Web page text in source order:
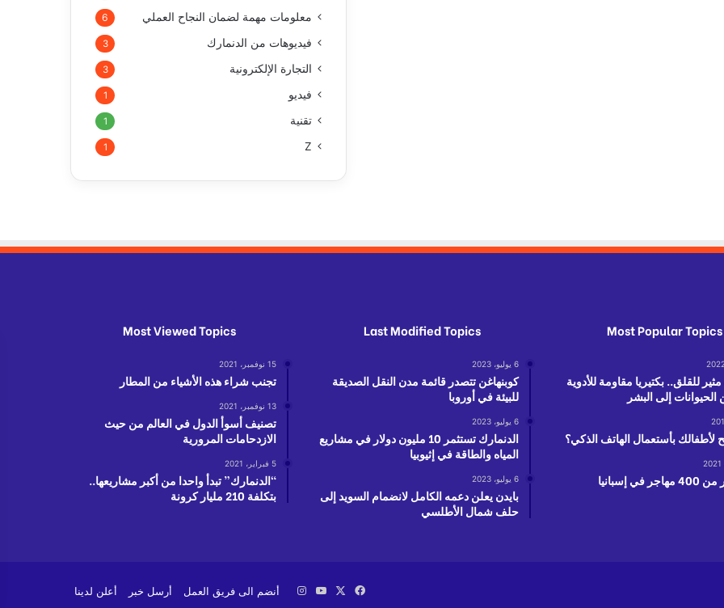
معلومات مهمة لضمان النجاح العملي 6
فيديوهات من الدنمارك 3
التجارة الإلكترونية 3
فيديو 1
تقنية 1
Z
1
Most Popular Topics
للقلق.. بكتيريا مقاومة للأدوية
إلى البشر
بأستعمال الهاتف الذكي؟
في إسبانيا
Last Modified Topics
6 يوليو، 2023
كوبنهاغن تتصدر قائمة مدن النقل الصديقة
للبيئة في أوروبا
6 يوليو، 2023
الدنمارك تستثمر 10 مليون دولار في مشاريع
المياه والطاقة في إثيوبيا
6 يوليو، 2023
بايدن يعلن دعمه الكامل لانضمام السويد إلى
حلف شمال الأطلسي
Most Viewed Topics
15 نوفمبر، 2021
تجنب شراء هذه الأشياء من المطار
13 نوفمبر، 2021
تصنيف أسوأ الدول في العالم من حيث
الازدحامات المرورية
5 فبراير، 2021
“الدنمارك” تبدأ واحدا من أكبر مشاريعها..
بتكلفة 210 مليار كرونة
أنضم الى فريق العمل أرسل خبر أعلن لدينا فيسبوك ‫YouTube
انستقرام